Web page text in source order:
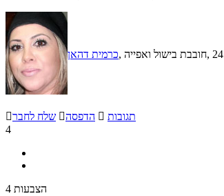
כרמית דהאן , חובבת בישול ואפייה,
שלח לחבר הדפסה  תגובות
4
4 הצבעות